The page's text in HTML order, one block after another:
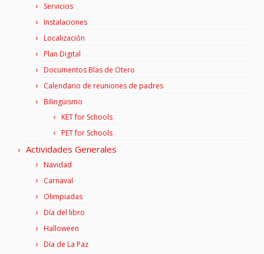
Servicios
Instalaciones
Localización
Plan Digital
Documentos Blas de Otero
Calendario de reuniones de padres
Bilingüismo
KET for Schools
PET for Schools
Actividades Generales
Navidad
Carnaval
Olimpiadas
Día del libro
Halloween
Día de La Paz